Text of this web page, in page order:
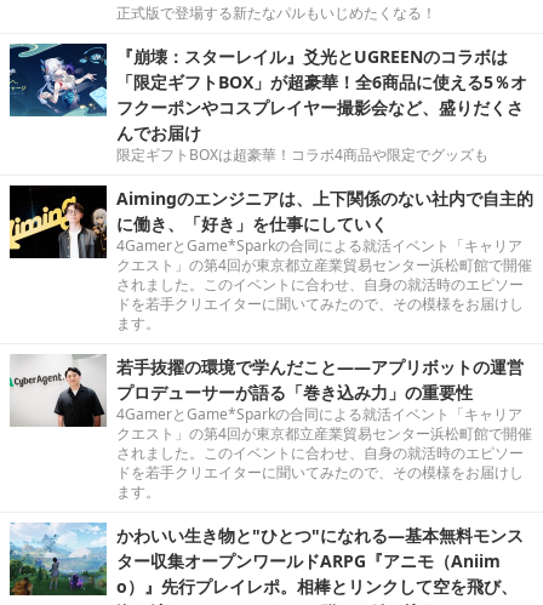
正式版で登場する新たなパルもいじめたくなる！
『崩壊：スターレイル』爻光とUGREENのコラボは
「限定ギフトBOX」が超豪華！全6商品に使える5％オ
フクーポンやコスプレイヤー撮影会など、盛りだくさ
んでお届け
限定ギフトBOXは超豪華！コラボ4商品や限定でグッズも
Aimingのエンジニアは、上下関係のない社内で自主的
に働き、「好き」を仕事にしていく
4GamerとGame*Sparkの合同による就活イベント「キャリア
クエスト」の第4回が東京都立産業貿易センター浜松町館で開催
されました。このイベントに合わせ、自身の就活時のエピソー
ドを若手クリエイターに聞いてみたので、その模様をお届けし
ます。
若手抜擢の環境で学んだこと――アプリボットの運営
プロデューサーが語る「巻き込み力」の重要性
4GamerとGame*Sparkの合同による就活イベント「キャリア
クエスト」の第4回が東京都立産業貿易センター浜松町館で開催
されました。このイベントに合わせ、自身の就活時のエピソー
ドを若手クリエイターに聞いてみたので、その模様をお届けし
ます。
かわいい生き物と"ひとつ"になれる―基本無料モンス
ター収集オープンワールドARPG『アニモ（Aniim
o）』先行プレイレポ。相棒とリンクして空を飛び、